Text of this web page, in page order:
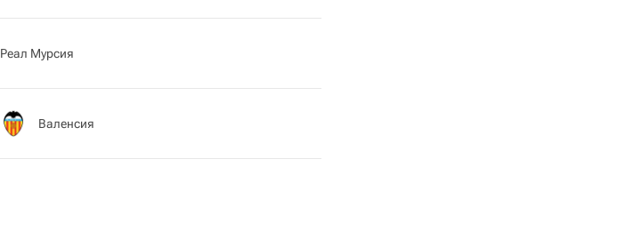
Реал Мурсия
Валенсия